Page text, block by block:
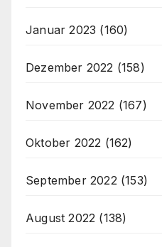
Januar 2023 (160)
Dezember 2022 (158)
November 2022 (167)
Oktober 2022 (162)
September 2022 (153)
August 2022 (138)